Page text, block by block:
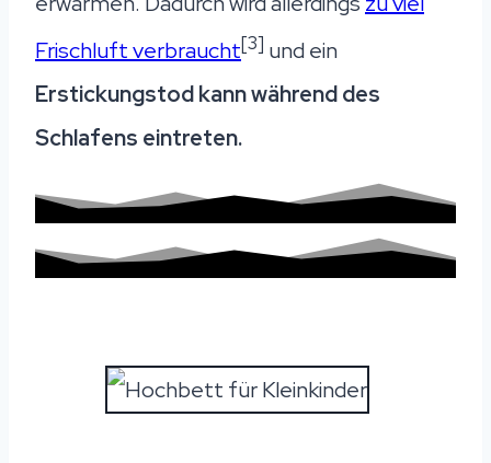
Frischluft verbraucht[3] und ein
Erstickungstod kann während des
Schlafens eintreten.